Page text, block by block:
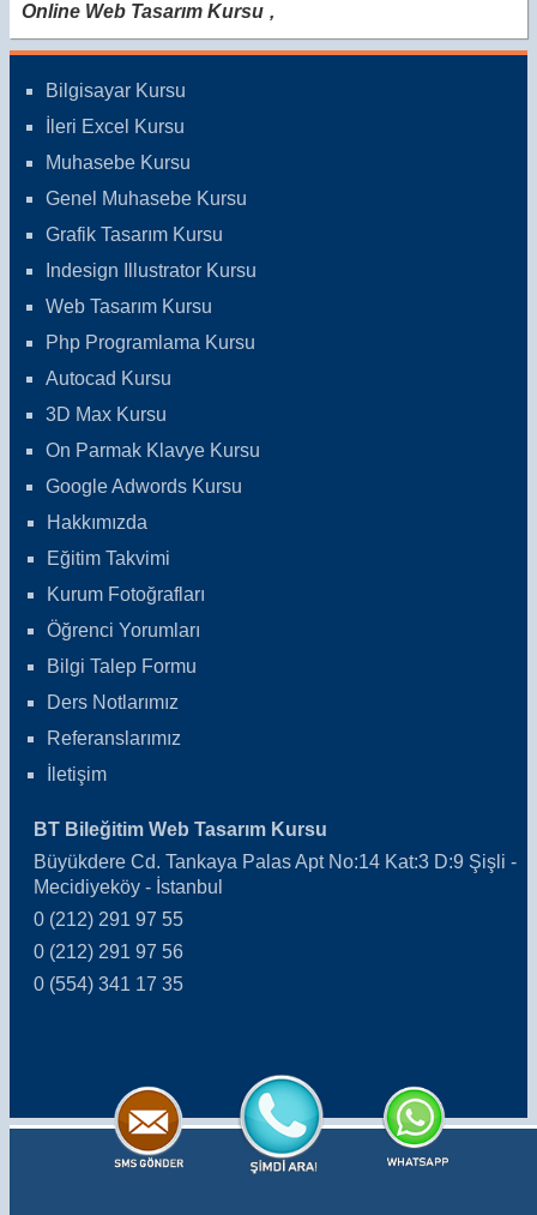
Online Web Tasarım Kursu ,
Bilgisayar Kursu
İleri Excel Kursu
Muhasebe Kursu
Genel Muhasebe Kursu
Grafik Tasarım Kursu
Indesign Illustrator Kursu
Web Tasarım Kursu
Php Programlama Kursu
Autocad Kursu
3D Max Kursu
On Parmak Klavye Kursu
Google Adwords Kursu
Hakkımızda
Eğitim Takvimi
Kurum Fotoğrafları
Öğrenci Yorumları
Bilgi Talep Formu
Ders Notlarımız
Referanslarımız
İletişim
BT Bileğitim Web Tasarım Kursu
Büyükdere Cd. Tankaya Palas Apt No:14 Kat:3 D:9 Şişli -
Mecidiyeköy - İstanbul
0 (212) 291 97 55
0 (212) 291 97 56
0 (554) 341 17 35